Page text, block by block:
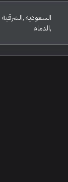
السعودية ,الشرقية
,الدمام